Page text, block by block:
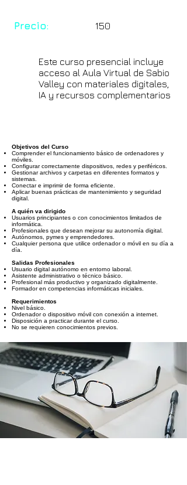
Precio: 150
Este curso presencial incluye
acceso al Aula Virtual de Sabio
Valley con materiales digitales,
IA y recursos complementarios
Objetivos del Curso
Comprender el funcionamiento básico de ordenadores y
móviles.
Configurar correctamente dispositivos, redes y periféricos.
Gestionar archivos y carpetas en diferentes formatos y
sistemas.
Conectar e imprimir de forma eficiente.
Aplicar buenas prácticas de mantenimiento y seguridad
digital.
A quién va dirigido
Usuarios principiantes o con conocimientos limitados de
informática.
Profesionales que desean mejorar su autonomía digital.
Autónomos, pymes y emprendedores.
Cualquier persona que utilice ordenador o móvil en su día a
día.
Salidas Profesionales
Usuario digital autónomo en entorno laboral.
Asistente administrativo o técnico básico.
Profesional más productivo y organizado digitalmente.
Formador en competencias informáticas iniciales.
Requerimientos
Nivel básico.
Ordenador o dispositivo móvil con conexión a internet.
Disposición a practicar durante el curso.
No se requieren conocimientos previos.